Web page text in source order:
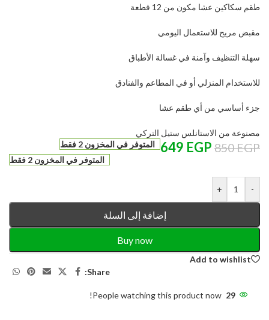
طقم سكاكين عشا مكون من 12 قطعة
مقبض مريح للاستعمال اليومي
سهلة التنظيف وآمنة في غسالة الأطباق
للاستخدام المنزلي أو في المطاعم والفنادق
جزء أساسي من أي طقم عشا
مصنوعة من الاستانلس ستيل التركي
850EGP
649 EGP
المتوفر في المخزون 2 فقط
المتوفر في المخزون 2 فقط
-
+
إضافة إلى السلة
Buy now
Add to wishlist
Share:
29
People watching this product now!